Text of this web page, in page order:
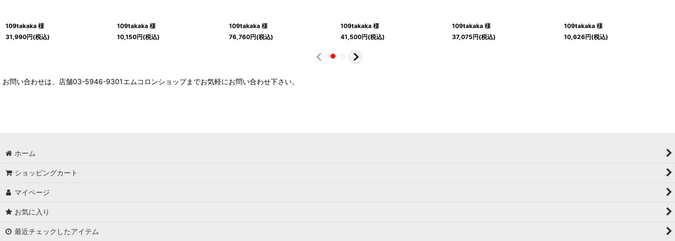
109takaka 様
31,990円(税込)
109takaka 様
10,150円(税込)
109takaka 様
76,760円(税込)
109takaka 様
41,500円(税込)
109takaka 様
37,075円(税込)
109takaka 様
10,626円(税込)
お問い合わせは、店舗03-5946-9301エムコロンショップまでお気軽にお問い合わせ下さい。
ホーム
ショッピングカート
マイページ
お気に入り
最近チェックしたアイテム